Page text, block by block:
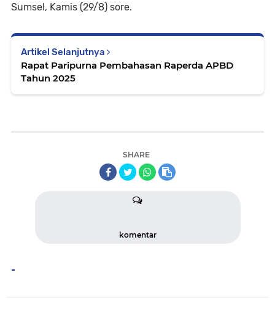
Sumsel, Kamis (29/8) sore.
Artikel Selanjutnya
Rapat Paripurna Pembahasan Raperda APBD
Tahun 2025
SHARE
komentar
-